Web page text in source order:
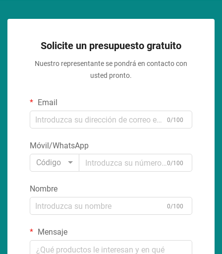
Solicite un presupuesto gratuito
Nuestro representante se pondrá en contacto con
usted pronto.
Email
0/100
Móvil/WhatsApp
Código
0/100
Nombre
0/100
Mensaje